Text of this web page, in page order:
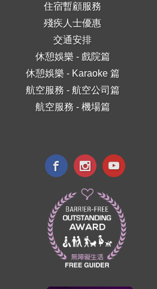
住宿暫顧服務
殘疾人士優惠
交通安排
休憩娛樂 - 戲院篇
休憩娛樂 - Karaoke 篇
航空服務 - 航空公司篇
航空服務 - 機場篇